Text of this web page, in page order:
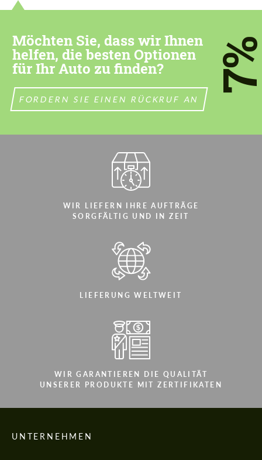
Möchten Sie, dass wir Ihnen
helfen, die besten Optionen
für Ihr Auto zu finden?
FORDERN SIE EINEN RÜCKRUF AN
WIR LIEFERN IHRE AUFTRÄGE
SORGFÄLTIG UND IN ZEIT
LIEFERUNG WELTWEIT
WIR GARANTIEREN DIE QUALITÄT
UNSERER PRODUKTE MIT ZERTIFIKATEN
UNTERNEHMEN
persönlichen Daten
KONTAKTIEREN SIE MICH
Wir sprechen Ihre Sprache
persönlichen Daten
KONTAKTIEREN SIE MICH
Wir sprechen Ihre Sprache